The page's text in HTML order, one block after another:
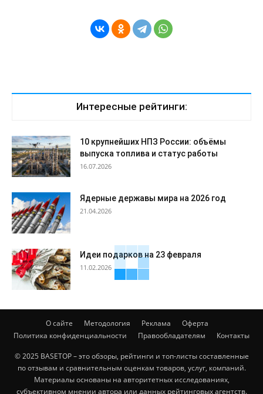
Интересные рейтинги:
10 крупнейших НПЗ России: объёмы
выпуска топлива и статус работы
16.07.2026
Ядерные державы мира на 2026 год
21.04.2026
Идеи подарков на 23 февраля
11.02.2026
О сайте Методология Реклама
Оферта
Политика конфиденциальности
Правообладателям Контакты
© 2025 BASETOP – это обзоры, рейтинги и топ-листы составленные
по отзывам и сравнительным оценкам товаров, услуг, компаний.
Материалы основаны на авторитетных исследованиях,
субъективном мнении автора или данных рейтинговых агентств.